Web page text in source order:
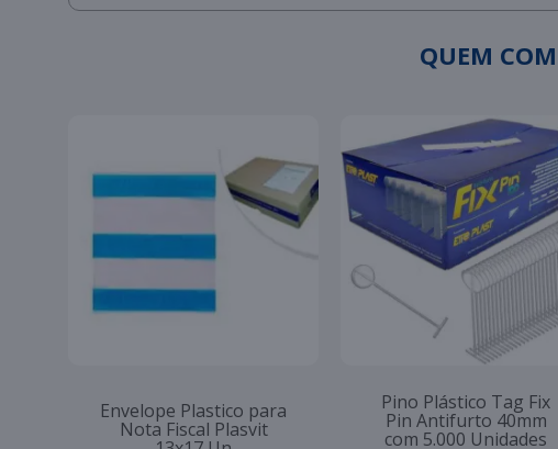
QUEM
Envelope Plastico para
Nota Fiscal Plasvit
Pino Plástico Tag Fix
Pin Antifurto 40mm
com 5.000 Unidades